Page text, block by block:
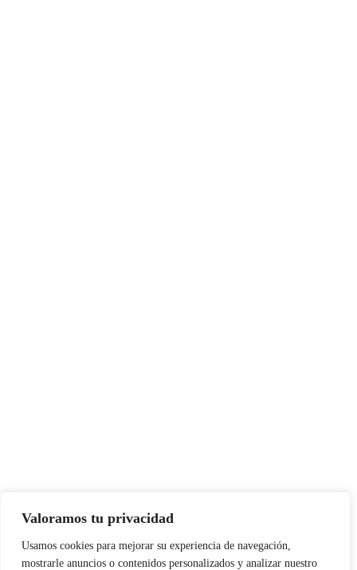
Valoramos tu privacidad
Usamos cookies para mejorar su experiencia de navegación,
mostrarle anuncios o contenidos personalizados y analizar nuestro